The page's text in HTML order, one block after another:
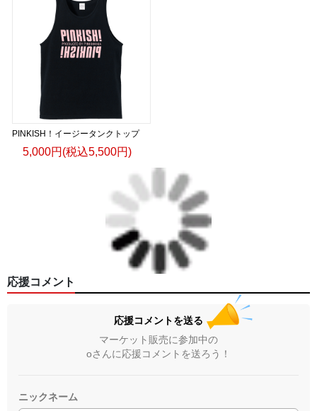
PINKISH！イージータンクトップ
5,000円(税込5,500円)
応援コメント
応援コメントを送る
マーケット販売に参加中の
oさんに応援コメントを送ろう！
ニックネーム